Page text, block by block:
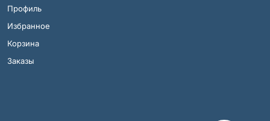
Профиль
Избранное
Корзина
Заказы